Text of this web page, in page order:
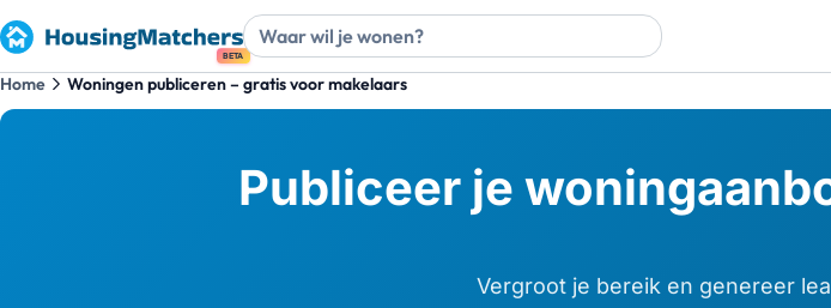
BETA
Home Woningen publiceren – gratis voor makelaars
Publiceer je
Vergroot je bereik en genereer